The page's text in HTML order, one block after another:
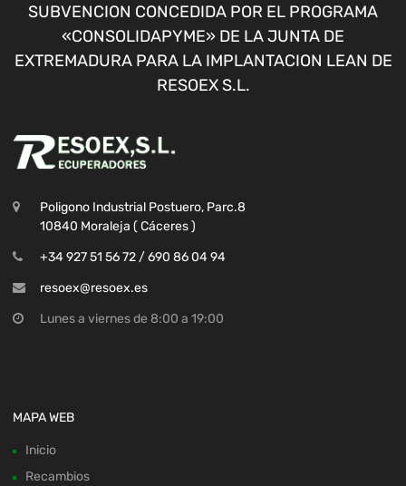
SUBVENCION CONCEDIDA POR EL PROGRAMA
«CONSOLIDAPYME» DE LA JUNTA DE
EXTREMADURA PARA LA IMPLANTACION LEAN DE
RESOEX S.L.
Poligono Industrial Postuero, Parc.8
10840 Moraleja ( Cáceres )
+34 927 51 56 72 / 690 86 04 94
resoex@resoex.es
Lunes a viernes de 8:00 a 19:00
MAPA WEB
Inicio
Recambios